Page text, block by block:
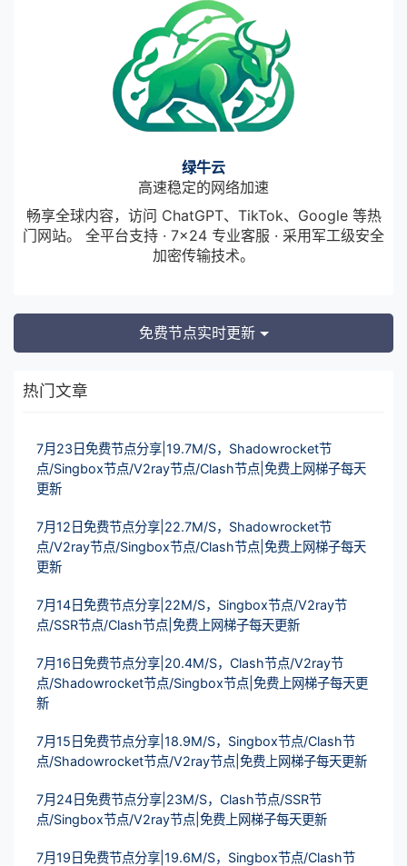
绿牛云
高速稳定的网络加速
畅享全球内容，访问 ChatGPT、TikTok、Google 等热
门网站。 全平台支持 · 7×24 专业客服 · 采用军工级安全
加密传输技术。
免费节点实时更新
热门文章
7月23日免费节点分享|19.7M/S，Shadowrocket节
点/Singbox节点/V2ray节点/Clash节点|免费上网梯子每天
更新
7月12日免费节点分享|22.7M/S，Shadowrocket节
点/V2ray节点/Singbox节点/Clash节点|免费上网梯子每天
更新
7月14日免费节点分享|22M/S，Singbox节点/V2ray节
点/SSR节点/Clash节点|免费上网梯子每天更新
7月16日免费节点分享|20.4M/S，Clash节点/V2ray节
点/Shadowrocket节点/Singbox节点|免费上网梯子每天更
新
7月15日免费节点分享|18.9M/S，Singbox节点/Clash节
点/Shadowrocket节点/V2ray节点|免费上网梯子每天更新
7月24日免费节点分享|23M/S，Clash节点/SSR节
点/Singbox节点/V2ray节点|免费上网梯子每天更新
7月19日免费节点分享|19.6M/S，Singbox节点/Clash节